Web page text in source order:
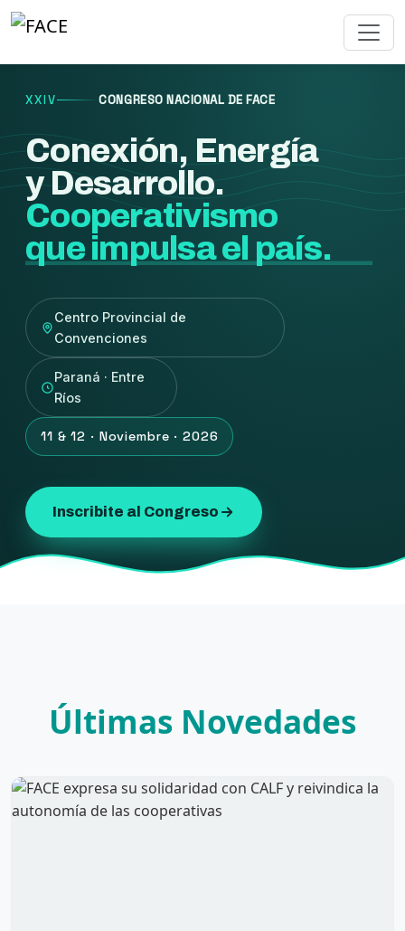
XXIV CONGRESO NACIONAL DE FACE
Conexión, Energía
y Desarrollo.
Cooperativismo
que impulsa el país.
Centro Provincial de
Convenciones
Paraná · Entre
Ríos
11 & 12 · Noviembre · 2026
Inscribite al Congreso
Últimas Novedades